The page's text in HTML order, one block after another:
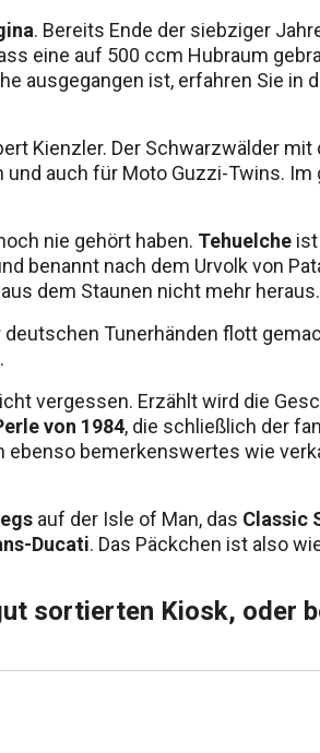
. Bereits Ende der siebziger
eine auf 500 ccm Hubraum
ausgegangen ist, erfahren Sie in
Kienzler. Der Schwarzwälder mit
auch für Moto Guzzi-Twins.
nie gehört haben. Tehuelche
benannt nach dem Urvolk von
dem Staunen nicht mehr heraus.
deutschen Tunerhänden flott
vergessen. Erzählt wird die
von 1984, die schließlich der
ebenso bemerkenswertes wie
auf der Isle of Man, das Classic
Ducati. Das Päckchen ist also
sortierten Kiosk, oder